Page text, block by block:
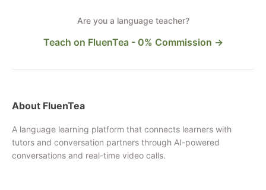
Are you a language teacher?
Teach on FluenTea - 0% Commission →
About FluenTea
A language learning platform that connects learners with
tutors and conversation partners through AI-powered
conversations and real-time video calls.